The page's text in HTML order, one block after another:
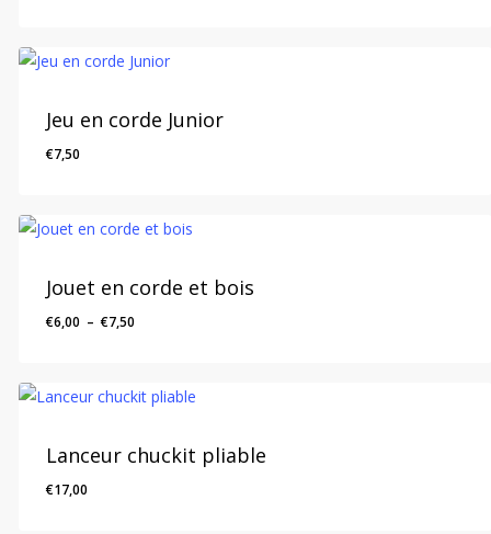
Jeu en corde Junior
€7,50
Jouet en corde et bois
€6,00 – €7,50
€6,00
Lanceur chuckit pliable
€17,00